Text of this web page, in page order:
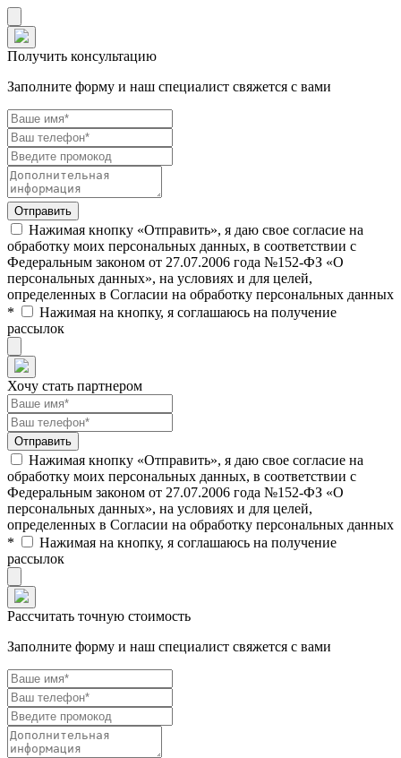
Получить консультацию
Заполните форму и наш специалист свяжется с вами
Нажимая кнопку «Отправить», я даю свое согласие на
обработку моих персональных данных, в соответствии с
Федеральным законом от 27.07.2006 года №152-ФЗ «О
персональных данных», на условиях и для целей,
определенных в Согласии на обработку персональных данных
*
Нажимая на кнопку, я соглашаюсь на получение
рассылок
Хочу стать партнером
Нажимая кнопку «Отправить», я даю свое согласие на
обработку моих персональных данных, в соответствии с
Федеральным законом от 27.07.2006 года №152-ФЗ «О
персональных данных», на условиях и для целей,
определенных в Согласии на обработку персональных данных
*
Нажимая на кнопку, я соглашаюсь на получение
рассылок
Рассчитать точную стоимость
Заполните форму и наш специалист свяжется с вами